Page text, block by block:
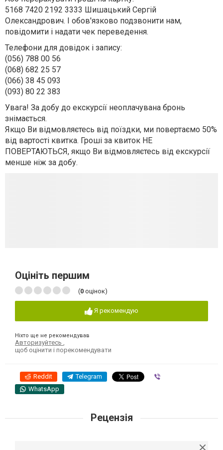
5168 7420 2192 3333 Шишацький Сергій
Олександрович. І обов'язково подзвонити нам,
повідомити і надати чек переведення.
Телефони для довідок і запису:
(056) 788 00 56
(068) 682 25 57
(066) 38 45 093
(093) 80 22 383
Увага! За добу до екскурсії неоплачувана бронь
знімається.
Якщо Ви відмовляєтесь від поїздки, ми повертаємо 50%
від вартості квитка. Гроші за квиток НЕ
ПОВЕРТАЮТЬСЯ, якщо Ви відмовляєтесь від екскурсії
менше ніж за добу.
Оцініть першим
(0 оцінок)
Я рекомендую
Ніхто ще не рекомендував
Авторизуйтесь
щоб оцінити і порекомендувати
Reddit Telegram
WhatsApp
Рецензія